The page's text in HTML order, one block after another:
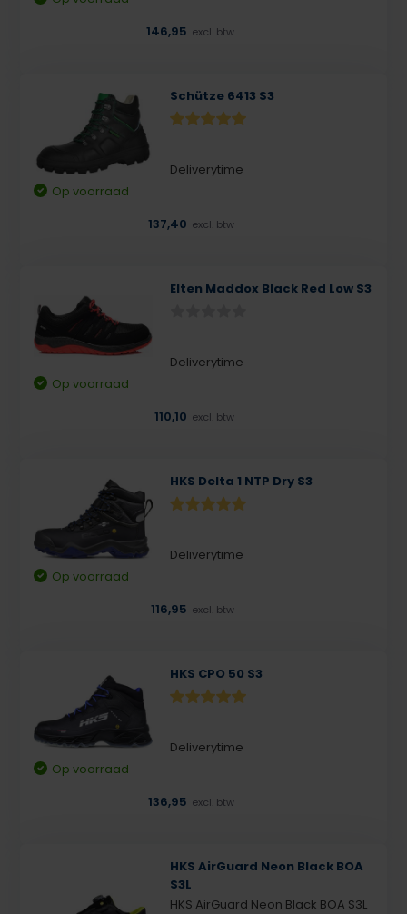
146,95 excl. btw
Schütze 6413 S3
Deliverytime
Op voorraad
137,40 excl. btw
Elten Maddox Black Red Low S3
Deliverytime
Op voorraad
110,10 excl. btw
HKS Delta 1 NTP Dry S3
Deliverytime
Op voorraad
116,95 excl. btw
HKS CPO 50 S3
Deliverytime
Op voorraad
136,95 excl. btw
HKS AirGuard Neon Black BOA
S3L
HKS AirGuard Neon Black BOA S3L